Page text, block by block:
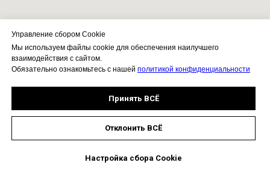
Демо версия
Управление сбором Cookie
Мы используем файлы cookie для обеспечения наилучшего
взаимодействия с сайтом.
Обязательно ознакомьтесь с нашей политикой конфиденциальности
Принять ВСЁ
Отклонить ВСЁ
Настройка сбора Cookie